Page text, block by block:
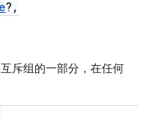
?,
斥组的一部分，在任何